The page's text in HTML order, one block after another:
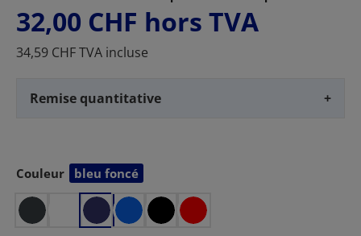
32,00 CHF hors TVA
34,59 CHF TVA incluse
Remise quantitative +
Sélectionnez
Couleur bleu foncé